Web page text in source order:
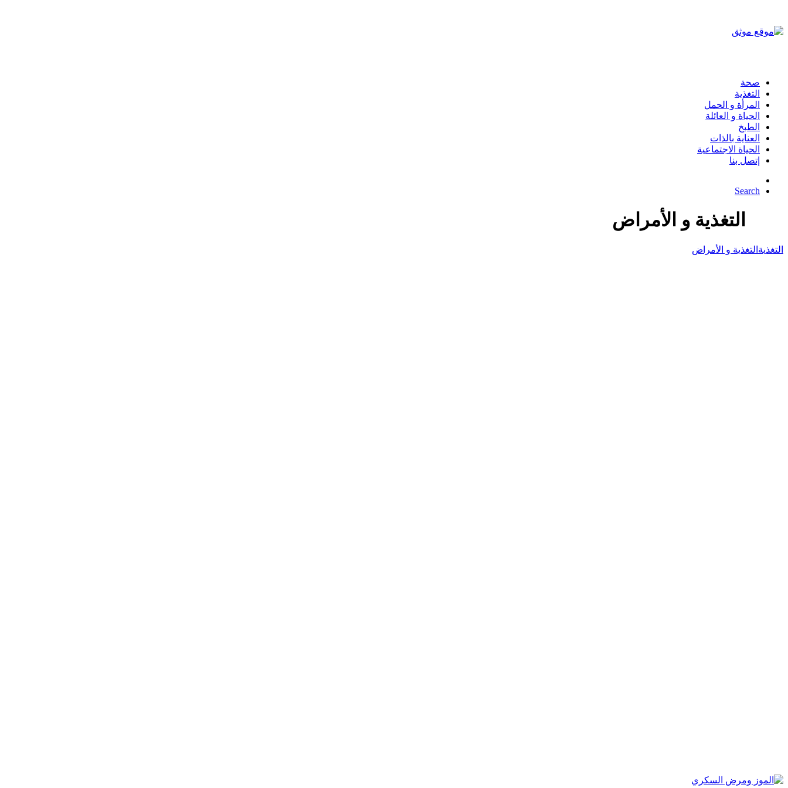
صحة
التغذية
المرأة و الحمل
الحياة و العائلة
الطبخ
العناية بالذات
الحياة الاجتماعية
إتصل بنا
Search
التغذية و الأمراض
التغذية التغذية و الأمراض